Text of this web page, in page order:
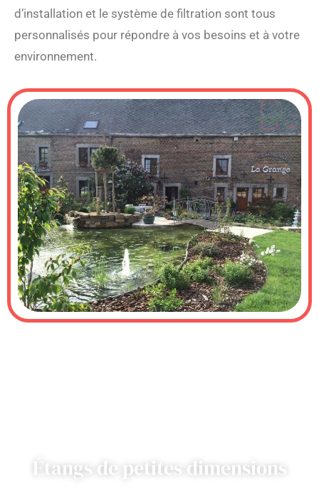
d’installation et le système de filtration sont tous
personnalisés pour répondre à vos besoins et à votre
environnement.
Étangs de petites dimensions